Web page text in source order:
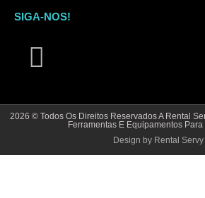
SIGA-NOS!
2026 © Todos Os Direitos Reservados A Rental
Ferramentas E Equipamentos
Design by Rental Servy